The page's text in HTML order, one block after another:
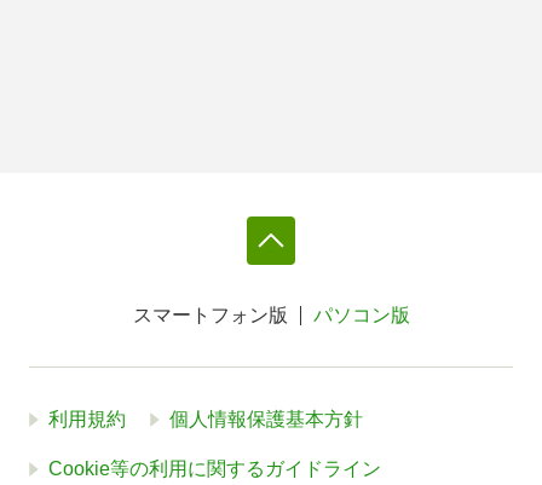
スマートフォン版 パソコン版
利用規約 個人情報保護基本方針
Cookie等の利用に関するガイドライン